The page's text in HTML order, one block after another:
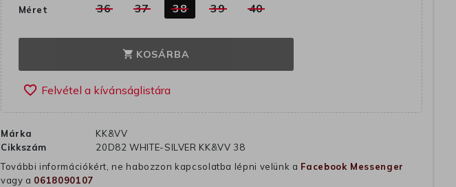
Méret 36 37 38 39 40
shopping_cart KOSÁRBA
favorite_border
Márka
KK&VV
Cikkszám
20D82 WHITE-SILVER KK&VV 38
További információkért, ne habozzon kapcsolatba lépni velünk a Facebook Messenger
vagy a 0618090107